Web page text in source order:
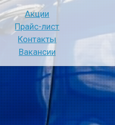
Акции
Прайс-лист
Контакты
Вакансии